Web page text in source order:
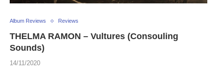
Album Reviews Reviews
THELMA RAMON – Vultures (Consouling
Sounds)
14/11/2020